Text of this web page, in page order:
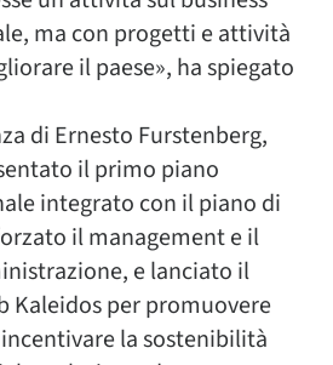
ma con progetti e attività
il paese», ha spiegato
di Ernesto Furstenberg,
il primo piano
integrato con il piano di
il management e il
e lanciato il
Kaleidos per promuovere
incentivare la sostenibilità